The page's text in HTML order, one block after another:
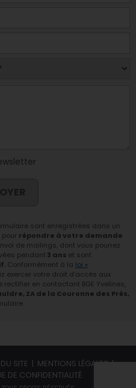
sont enregistrées dans un
pour répondre à votre demande
de mailings, dont vous pourrez
pendant 3 ans et sont
Conformément à la loi «
exercer votre droit d'accès aux
en contactant BGE Yvelines,
ZA de la Couronne des Prés,
SITE | MENTIONS LÉGALES|
DE CONFIDENTIALITÉ